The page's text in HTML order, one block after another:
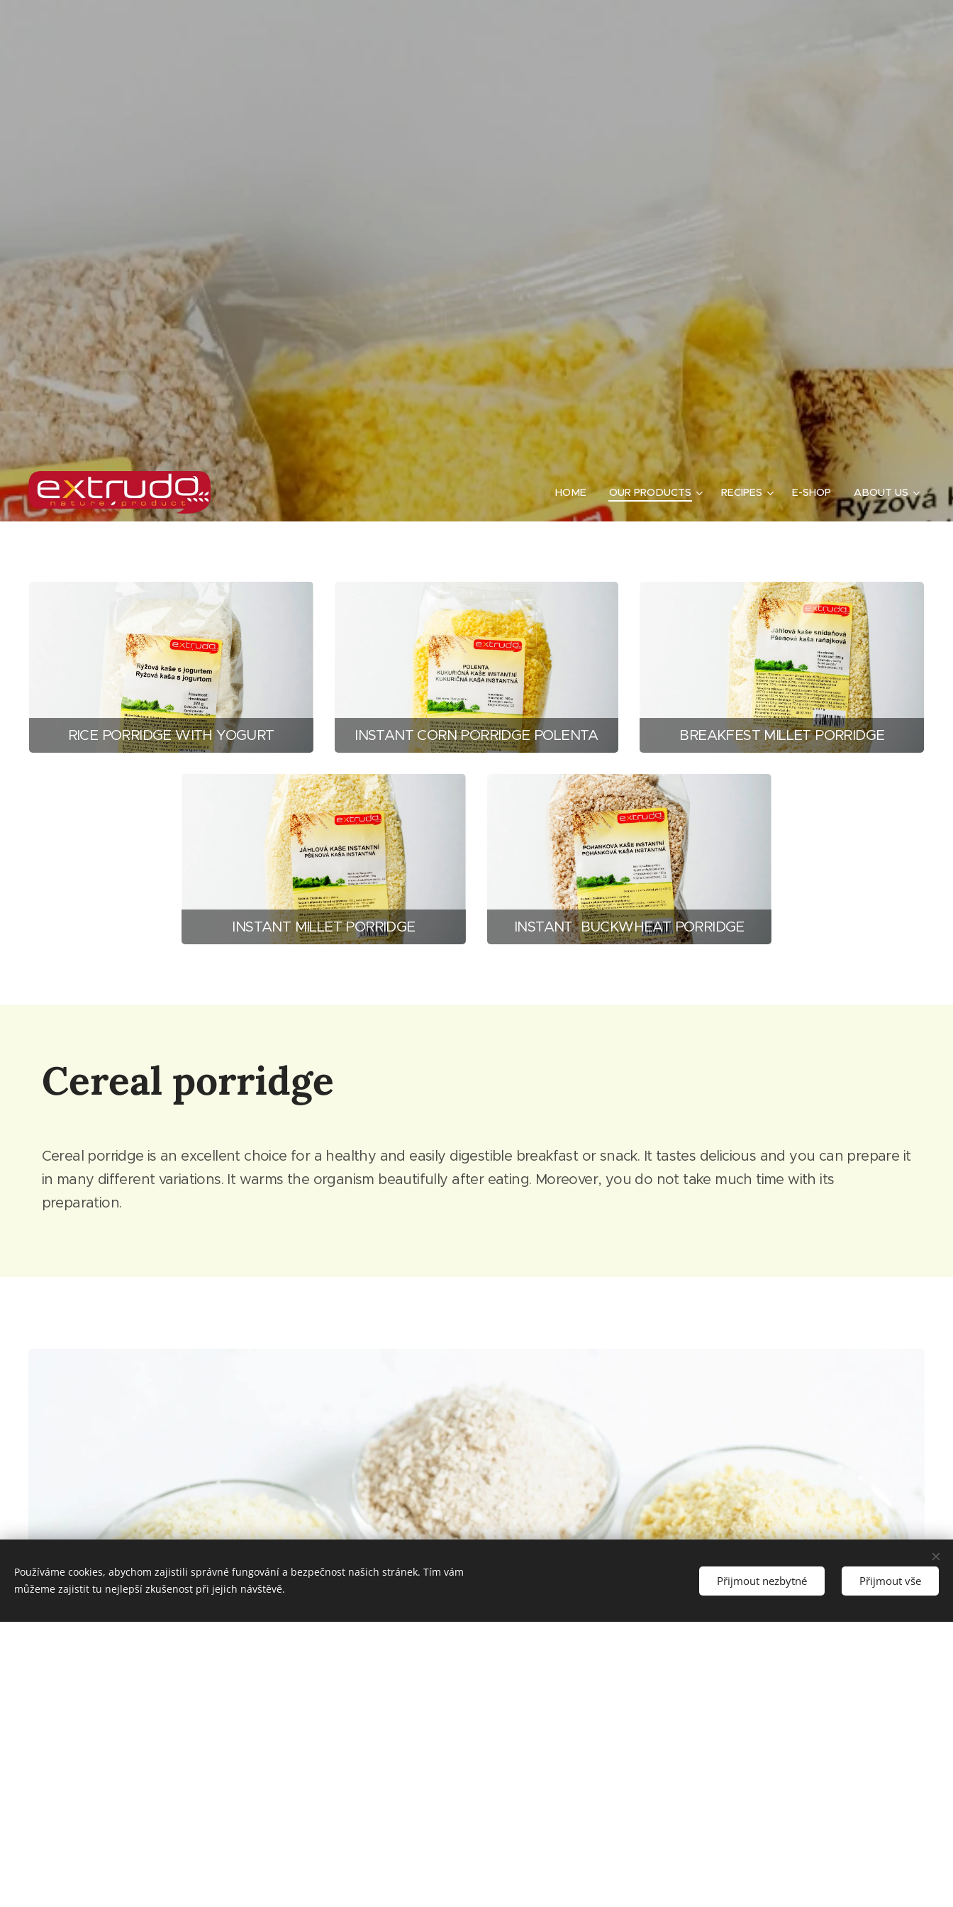
HOME OUR PRODUCTS RECIPES E-SHOP ABOUT US
RICE PORRIDGE WITH YOGURT INSTANT CORN PORRIDGE POLENTA BREAKFEST MILLET PORRIDGE
INSTANT MILLET PORRIDGE INSTANT BUCKWHEAT PORRIDGE
Cereal porridge
Cereal porridge is an excellent choice for a healthy and easily digestible breakfast or snack. It tastes delicious and you can prepare it
in many different variations. It warms the organism beautifully after eating. Moreover, you do not take much time with its
preparation.
Používáme cookies, abychom zajistili správné fungování a bezpečnost našich stránek. Tím vám
můžeme zajistit tu nejlepší zkušenost při jejich návštěvě.
Přijmout nezbytné Přijmout vše